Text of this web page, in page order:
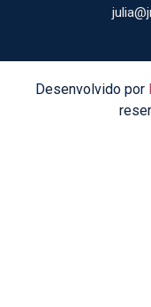
Desenvolvido por